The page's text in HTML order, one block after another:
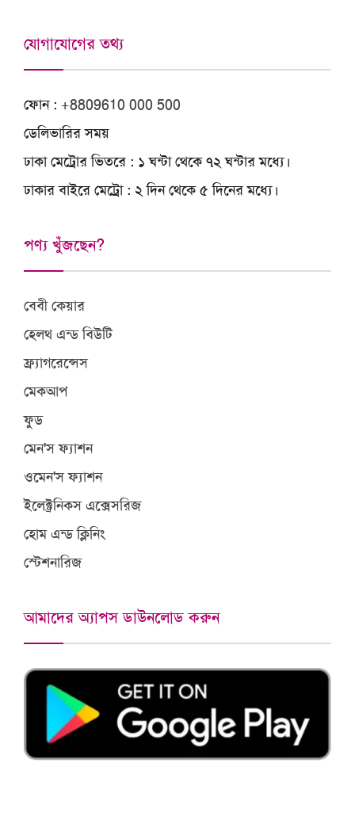
যোগাযোগের তথ্য
ফোন : +8809610 000 500
ডেলিভারির সময়
ঢাকা মেট্রোর ভিতরে : ১ ঘন্টা থেকে ৭২ ঘন্টার মধ্যে।
ঢাকার বাইরে মেট্রো: ২ দিন থেকে ৫ দিনের মধ্যে।
পণ্য খুঁজছেন?
বেবী কেয়ার
হেলথ এন্ড বিউটি
ফ্র্যাগরেন্সেস
মেকআপ
ফুড
মেন'স ফ্যাশন
ওমেন'স ফ্যাশন
ইলেক্ট্রনিকস এক্সেসরিজ
হোম এন্ড ক্লিনিং
স্টেশনারিজ
আমাদের অ্যাপস ডাউনলোড করুন